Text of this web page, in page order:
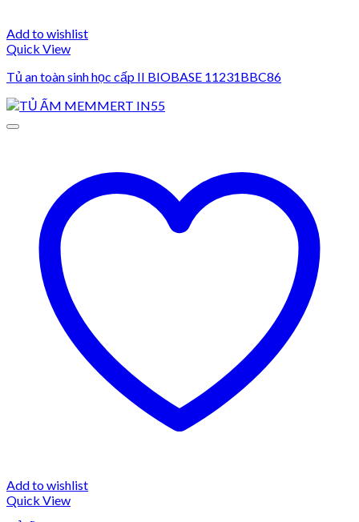
Add to wishlist
Quick View
Tủ an toàn sinh học cấp II BIOBASE 11231BBC86
Add to wishlist
Quick View